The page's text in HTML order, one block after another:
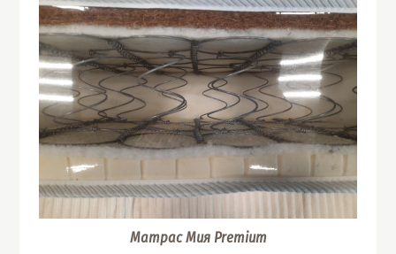
Матрас Мия Premium